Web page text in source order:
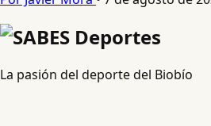
La pasión del deporte del Biobío